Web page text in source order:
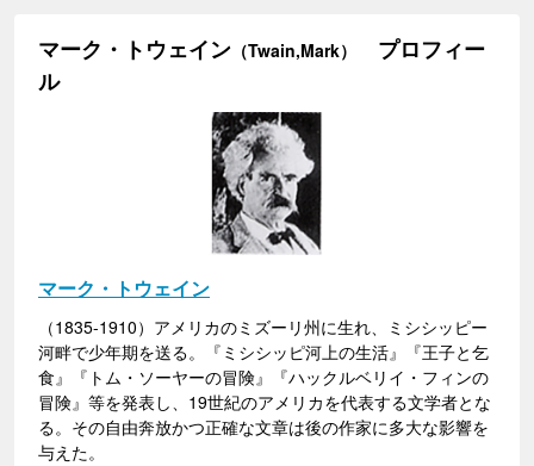
マーク・トウェイン （Twain,Mark）
プロフィー
ル
マーク・トウェイン
（1835-1910）アメリカのミズーリ州に生れ、ミシシッピー
河畔で少年期を送る。『ミシシッピ河上の生活』『王子と乞
食』『トム・ソーヤーの冒険』『ハックルベリイ・フィンの
冒険』等を発表し、19世紀のアメリカを代表する文学者とな
る。その自由奔放かつ正確な文章は後の作家に多大な影響を
与えた。